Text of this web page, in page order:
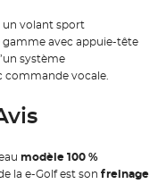
un volant sport
avec appuie-tête
système
commande vocale.
modèle 100 %
la e-Golf est son freinage